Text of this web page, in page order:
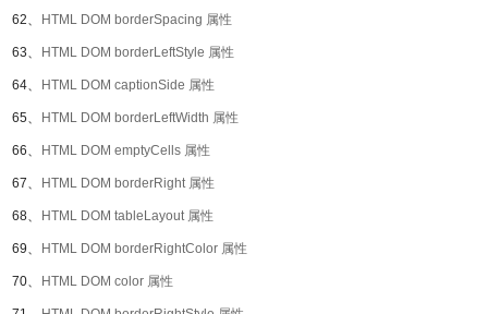
62、 HTML DOM borderSpacing 属性
63、 HTML DOM borderLeftStyle 属性
64、 HTML DOM captionSide 属性
65、 HTML DOM borderLeftWidth 属性
66、 HTML DOM emptyCells 属性
67、 HTML DOM borderRight 属性
68、 HTML DOM tableLayout 属性
69、 HTML DOM borderRightColor 属性
70、 HTML DOM color 属性